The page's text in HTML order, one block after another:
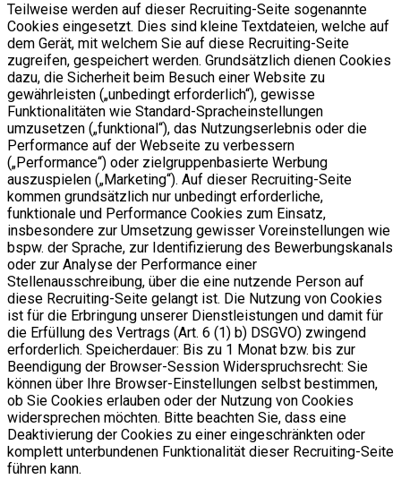
Teilweise werden auf dieser Recruiting-Seite sogenannte
Cookies eingesetzt. Dies sind kleine Textdateien, welche auf
dem Gerät, mit welchem Sie auf diese Recruiting-Seite
zugreifen, gespeichert werden. Grundsätzlich dienen Cookies
dazu, die Sicherheit beim Besuch einer Website zu
gewährleisten („unbedingt erforderlich“), gewisse
Funktionalitäten wie Standard-Spracheinstellungen
umzusetzen („funktional“), das Nutzungserlebnis oder die
Performance auf der Webseite zu verbessern
(„Performance“) oder zielgruppenbasierte Werbung
auszuspielen („Marketing“). Auf dieser Recruiting-Seite
kommen grundsätzlich nur unbedingt erforderliche,
funktionale und Performance Cookies zum Einsatz,
insbesondere zur Umsetzung gewisser Voreinstellungen wie
bspw. der Sprache, zur Identifizierung des Bewerbungskanals
oder zur Analyse der Performance einer
Stellenausschreibung, über die eine nutzende Person auf
diese Recruiting-Seite gelangt ist. Die Nutzung von Cookies
ist für die Erbringung unserer Dienstleistungen und damit für
die Erfüllung des Vertrags (Art. 6 (1) b) DSGVO) zwingend
erforderlich. Speicherdauer: Bis zu 1 Monat bzw. bis zur
Beendigung der Browser-Session Widerspruchsrecht: Sie
können über Ihre Browser-Einstellungen selbst bestimmen,
ob Sie Cookies erlauben oder der Nutzung von Cookies
widersprechen möchten. Bitte beachten Sie, dass eine
Deaktivierung der Cookies zu einer eingeschränkten oder
komplett unterbundenen Funktionalität dieser Recruiting-Seite
führen kann.